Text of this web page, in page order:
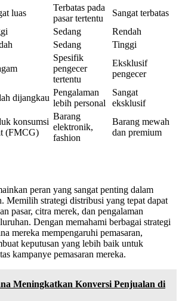
luas
Terbatas pada
pasar tertentu
Sangat terbatas
Sedang
Rendah
Sedang
Tinggi
Spesifik
pengecer
tertentu
Eksklusif
pengecer
dijangkau
Pengalaman
lebih personal
Sangat
eksklusif
konsumsi
(FMCG)
Barang
elektronik,
fashion
Barang mewah
dan premium
peran yang sangat penting dalam
Memilih strategi distribusi yang tepat dapat
pasar, citra merek, dan pengalaman
Dengan memahami berbagai strategi
mereka mempengaruhi pemasaran,
keputusan yang lebih baik untuk
kampanye pemasaran mereka.
Meningkatkan Konversi Penjualan di